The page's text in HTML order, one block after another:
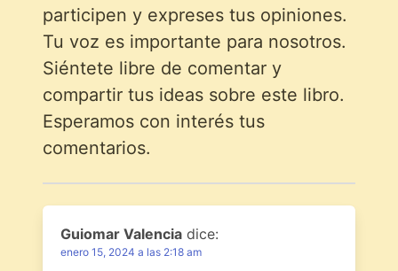
participen y expreses tus opiniones.
Tu voz es importante para nosotros.
Siéntete libre de comentar y
compartir tus ideas sobre este libro.
Esperamos con interés tus
comentarios.
Guiomar Valencia dice:
enero 15, 2024 a las 2:18 am